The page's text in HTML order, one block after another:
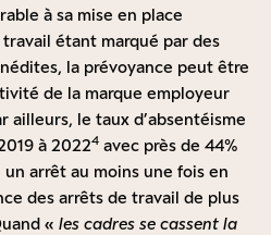
à sa mise en place
travail étant marqué par des
la prévoyance peut être
de la marque employeur
ailleurs, le taux d’absentéisme
à 20224 avec près de 44%
arrêt au moins une fois en
des arrêts de travail de plus
« les cadres se cassent la